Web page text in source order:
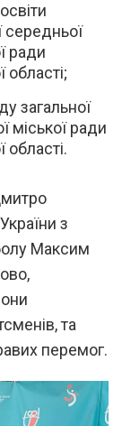
середньої
ради
області;
загальної
міської ради
області.
з
Максим
та
перемог.